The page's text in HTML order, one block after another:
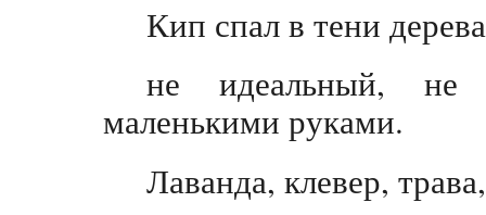
Кип спал в тени
не идеальный,
маленькими руками.
Лаванда, клевер,